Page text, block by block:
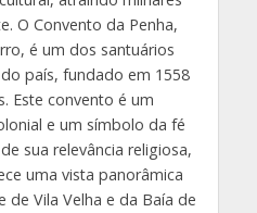
O Convento da Penha,
é um dos santuários
país, fundado em 1558
Este convento é um
e um símbolo da fé
sua relevância religiosa,
uma vista panorâmica
de Vila Velha e da Baía de